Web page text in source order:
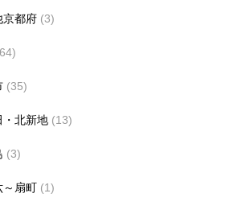
京都府 (3)
(35)
・北新地 (13)
(3)
～扇町 (1)